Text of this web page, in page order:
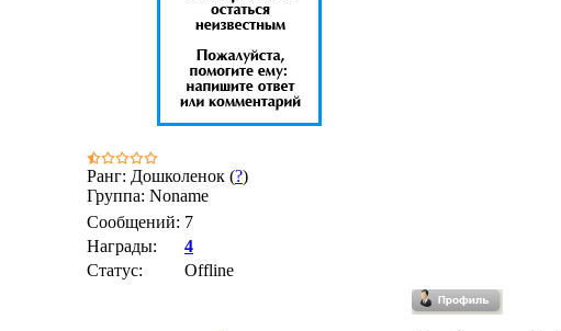
Ранг: Дошколенок (?)
Группа: Noname
Сообщений: 7
Награды:
4
Статус:
Offline